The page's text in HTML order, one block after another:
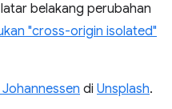
belakang perubahan
"cross-origin isolated"
di Unsplash.